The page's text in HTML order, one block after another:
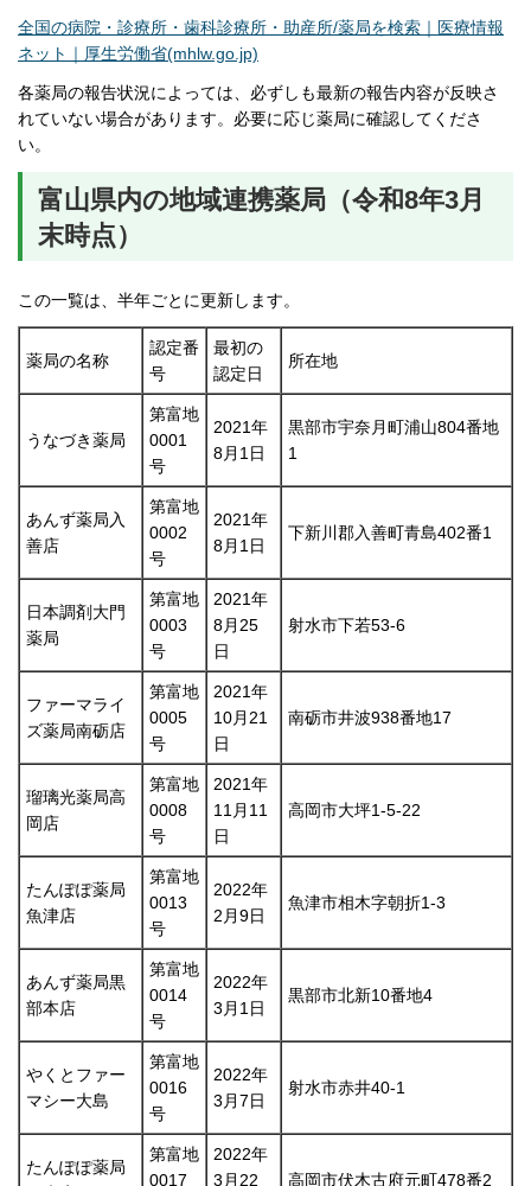
全国の病院・診療所・歯科診療所・助産所/薬局を検索｜医療情報
ネット｜厚生労働省(mhlw.go.jp)
各薬局の報告状況によっては、必ずしも最新の報告内容が反映さ
れていない場合があります。必要に応じ薬局に確認してくださ
い。
富山県内の地域連携薬局（令和8年3月
末時点）
この一覧は、半年ごとに更新します。
薬局の名称
認定番
号
最初の
認定日
所在地
うなづき薬局
第富地
0001
号
2021年
8月1日
黒部市宇奈月町浦山804番地
1
あんず薬局入
善店
第富地
0002
号
2021年
8月1日
下新川郡入善町青島402番1
日本調剤大門
薬局
第富地
0003
号
2021年
8月25
日
射水市下若53-6
ファーマライ
ズ薬局南砺店
第富地
0005
号
2021年
10月21
日
南砺市井波938番地17
瑠璃光薬局高
岡店
第富地
0008
号
2021年
11月11
日
高岡市大坪1-5-22
たんぽぽ薬局
魚津店
第富地
0013
号
2022年
2月9日
魚津市相木字朝折1-3
あんず薬局黒
部本店
第富地
0014
号
2022年
3月1日
黒部市北新10番地4
やくとファー
マシー大島
第富地
0016
号
2022年
3月7日
射水市赤井40-1
たんぽぽ薬局
第富地
0017
2022年
3月22
高岡市伏木古府元町478番2